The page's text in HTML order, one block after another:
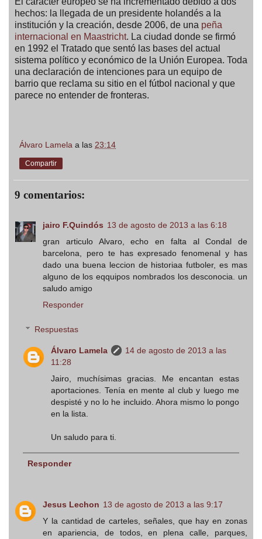
hechos: la llegada de un presidente holandés a la
institución y la creación, desde 2006, de una peña
internacional en Maastricht. La ciudad donde se firmó
en 1992 el Tratado que sentó las bases del actual
sistema político y económico de la Unión Europea. Toda
una declaración de intenciones para un equipo de
barrio que reclama su sitio en el fútbol nacional y que
parece no entender de fronteras.
Álvaro Lamela a las 23:14
Compartir
9 comentarios:
jairo F.Quindós 13 de agosto de 2013 a las 6:18
gran articulo Alvaro, echo en falta al Condal de
barcelona, pero te has expresado fenomenal y has
dado una buena leccion de historiaa futboler, es mas
alguno de los eqquipos nombrados los desconocia. un
saludo amigo
Responder
Respuestas
Álvaro Lamela
14 de agosto de 2013 a las
11:28
Jairo, muchísimas gracias. Me encantan estas
aportaciones. Tenía en mente al club y luego me
despisté y no lo he incluido. Ahora mismo lo pongo
en la lista.
Un saludo para ti.
Responder
Jesus Lechon 13 de agosto de 2013 a las 9:17
Y la cantidad de carteles, señales, que hay en zonas
en apariencia, de todos, en plena calle, parques,